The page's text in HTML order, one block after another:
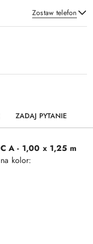
Zostaw telefon
ZADAJ PYTANIE
A- 1,00 x 1,25 m
kolor: